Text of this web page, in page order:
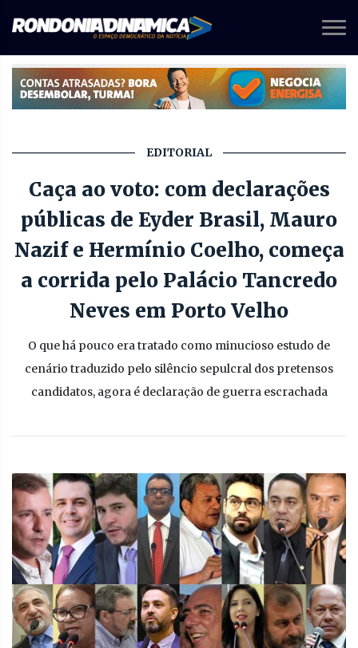
EDITORIAL
Caça ao voto: com declarações
públicas de Eyder Brasil, Mauro
Nazif e Hermínio Coelho, começa
a corrida pelo Palácio Tancredo
Neves em Porto Velho
O que há pouco era tratado como minucioso estudo de
cenário traduzido pelo silêncio sepulcral dos pretensos
candidatos, agora é declaração de guerra escrachada